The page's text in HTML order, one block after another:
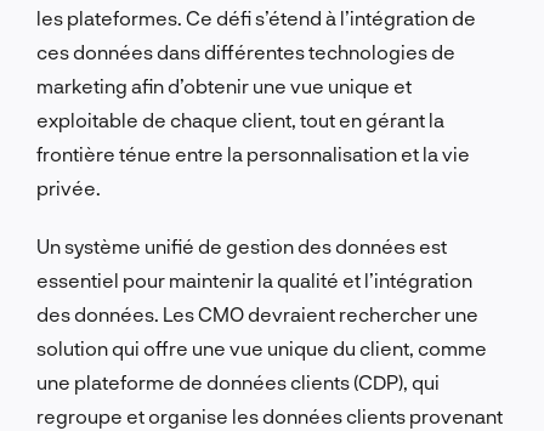
les plateformes. Ce défi s’étend à l’intégration de
ces données dans différentes technologies de
marketing afin d’obtenir une vue unique et
exploitable de chaque client, tout en gérant la
frontière ténue entre la personnalisation et la vie
privée.
Un système unifié de gestion des données est
essentiel pour maintenir la qualité et l’intégration
des données. Les CMO devraient rechercher une
solution qui offre une vue unique du client, comme
une plateforme de données clients (CDP), qui
regroupe et organise les données clients provenant